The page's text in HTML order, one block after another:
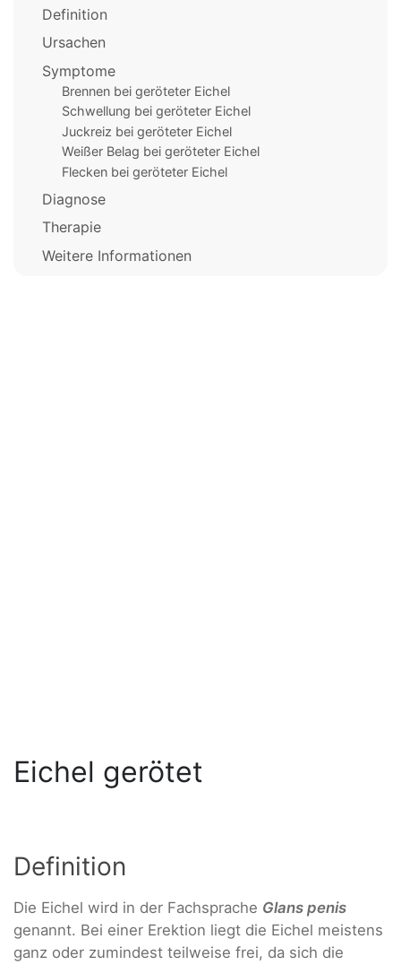
Definition
Ursachen
Symptome
Brennen bei geröteter Eichel
Schwellung bei geröteter Eichel
Juckreiz bei geröteter Eichel
Weißer Belag bei geröteter Eichel
Flecken bei geröteter Eichel
Diagnose
Therapie
Weitere Informationen
Eichel gerötet
Definition
Die Eichel wird in der Fachsprache Glans penis
genannt. Bei einer Erektion liegt die Eichel meistens
ganz oder zumindest teilweise frei, da sich die